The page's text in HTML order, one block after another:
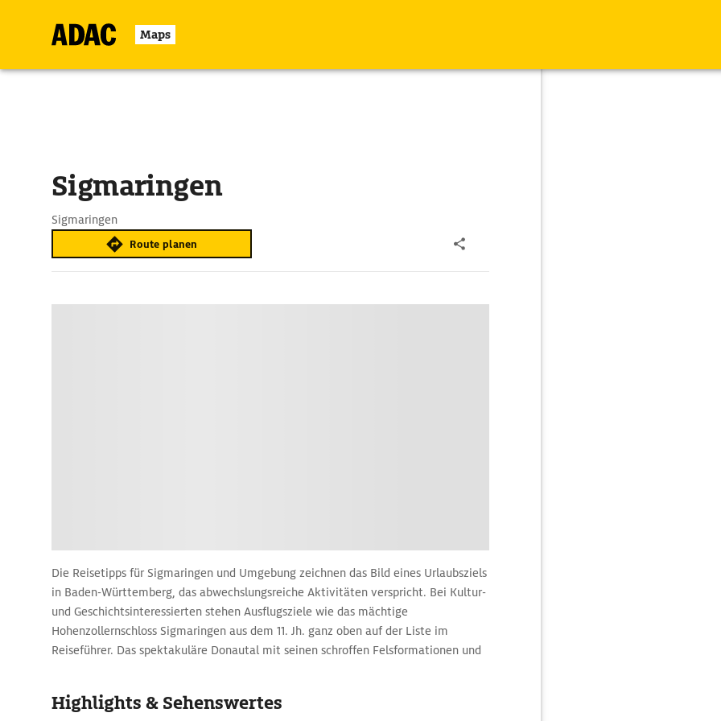
Maps
Sigmaringen
Sigmaringen
Route planen
Die Reisetipps für Sigmaringen und Umgebung zeichnen das Bild eines Urlaubsziels
in Baden-Württemberg, das abwechslungsreiche Aktivitäten verspricht. Bei Kultur-
und Geschichtsinteressierten stehen Ausflugsziele wie das mächtige
Hohenzollernschloss Sigmaringen aus dem 11. Jh. ganz oben auf der Liste im
Reiseführer. Das spektakuläre Donautal mit seinen schroffen Felsformationen und
Highlights & Sehenswertes